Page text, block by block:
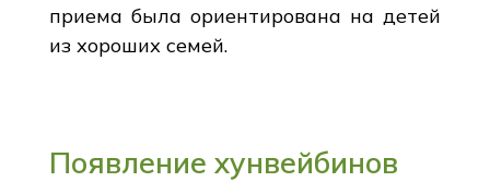
приема была ориентирована на детей
из хороших семей.
Появление хунвейбинов